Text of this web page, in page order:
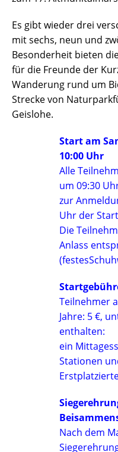
Es gibt wieder drei
mit sechs, neun und
Besonderheit bieten
für die Freunde der
Wanderung rund um
Strecke von
Geislohe.
Start am
10:00 Uhr
Alle
um 09:30
zur
Uhr der
Die
Anlass
Teilnehmer
Jahre: 5 €,
enthalten:
ein
Stationen
Nach dem